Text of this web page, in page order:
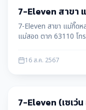
7-Eleven สาขา
7-Eleven สาขา แม่กิ๊ด
แม่สอด ตาก 63110 โ
16 ส.ค. 2567
บริษัท
7-Eleven (เซเว่